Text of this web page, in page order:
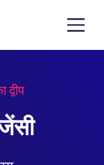
द्वीप